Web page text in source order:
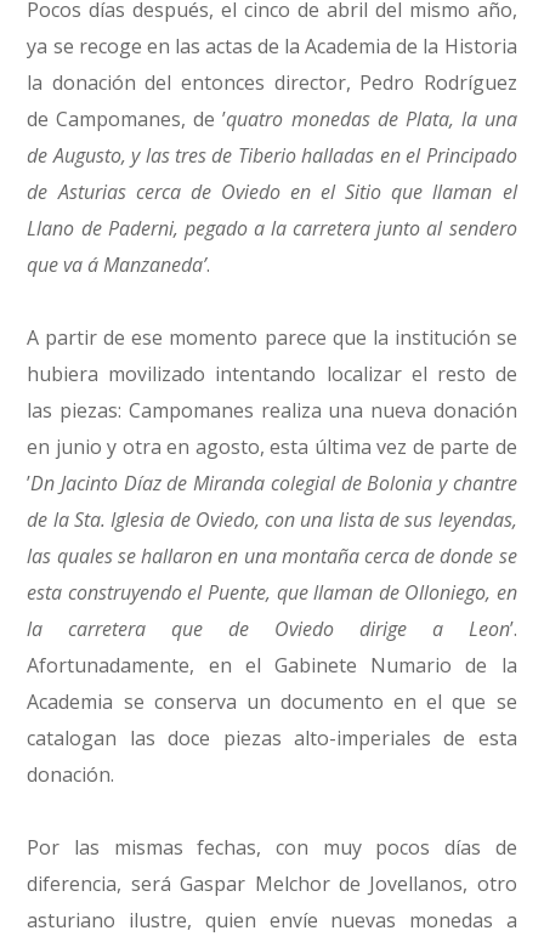
Pocos días después, el cinco de abril del mismo año,
ya se recoge en las actas de la Academia de la Historia
la donación del entonces director, Pedro Rodríguez
de Campomanes, de ’quatro monedas de Plata, la una
de Augusto, y las tres de Tiberio halladas en el Principado
de Asturias cerca de Oviedo en el Sitio que llaman el
Llano de Paderni, pegado a la carretera junto al sendero
que va á Manzaneda’.
A partir de ese momento parece que la institución se
hubiera movilizado intentando localizar el resto de
las piezas: Campomanes realiza una nueva donación
en junio y otra en agosto, esta última vez de parte de
’Dn Jacinto Díaz de Miranda colegial de Bolonia y chantre
de la Sta. Iglesia de Oviedo, con una lista de sus leyendas,
las quales se hallaron en una montaña cerca de donde se
esta construyendo el Puente, que llaman de Olloniego, en
la carretera que de Oviedo dirige a Leon’.
Afortunadamente, en el Gabinete Numario de la
Academia se conserva un documento en el que se
catalogan las doce piezas alto-imperiales de esta
donación.
Por las mismas fechas, con muy pocos días de
diferencia, será Gaspar Melchor de Jovellanos, otro
asturiano ilustre, quien envíe nuevas monedas a